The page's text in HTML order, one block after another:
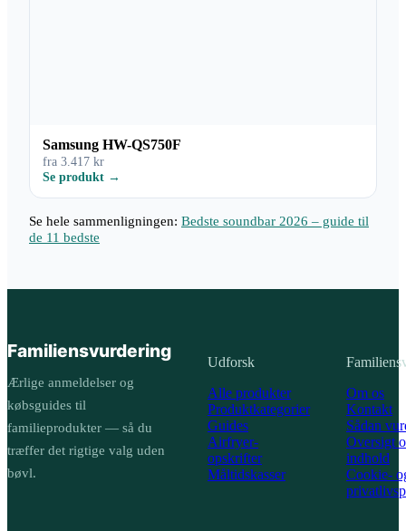
Samsung HW-QS750F
fra 3.417 kr
Se produkt →
Se hele sammenligningen: Bedste soundbar 2026 – guide til
de 11 bedste
Familiensvurdering
Ærlige anmeldelser og
købsguides til
familieprodukter — så du
træffer det rigtige valg uden
bøvl.
Udforsk
Alle produkter
Produktkategorier
Guides
Airfryer-
opskrifter
Måltidskasser
Om os
Kontakt
Sådan
Oversigt
indhold
Cookie-